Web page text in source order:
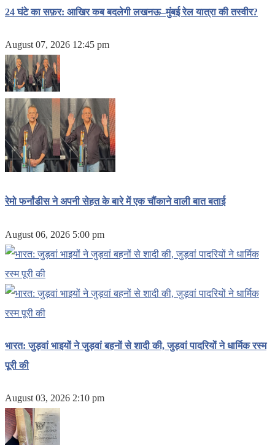
24 घंटे का सफ़र: आखिर कब बदलेगी लखनऊ–मुंबई रेल यात्रा की तस्वीर?
August 07, 2026 12:45 pm
रेमो फर्नांडीस ने अपनी सेहत के बारे में एक चौंकाने वाली बात बताई
August 06, 2026 5:00 pm
भारत: जुड़वां भाइयों ने जुड़वां बहनों से शादी की, जुड़वां पादरियों ने धार्मिक रस्म
पूरी की
August 03, 2026 2:10 pm